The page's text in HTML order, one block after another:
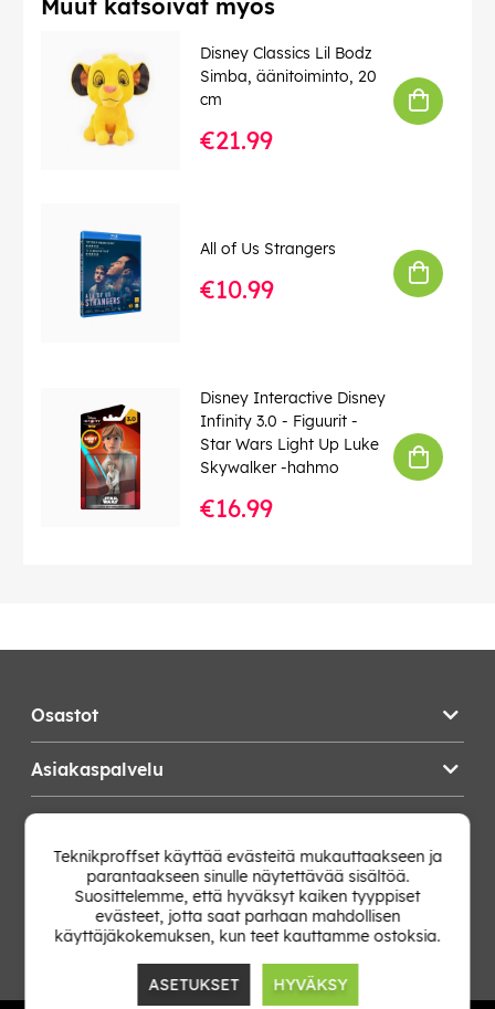
Muut katsoivat myös
Disney Classics Lil Bodz
Simba, äänitoiminto, 20
cm
€21.99
All of Us Strangers
€10.99
Disney Interactive Disney
Infinity 3.0 - Figuurit -
Star Wars Light Up Luke
Skywalker -hahmo
€16.99
Osastot
Asiakaspalvelu
Vaihda Maa
Teknikproffset käyttää evästeitä mukauttaakseen ja
parantaakseen sinulle näytettävää sisältöä.
Suosittelemme, että hyväksyt kaiken tyyppiset
evästeet, jotta saat parhaan mahdollisen
käyttäjäkokemuksen, kun teet kauttamme ostoksia.
ASETUKSET HYVÄKSY